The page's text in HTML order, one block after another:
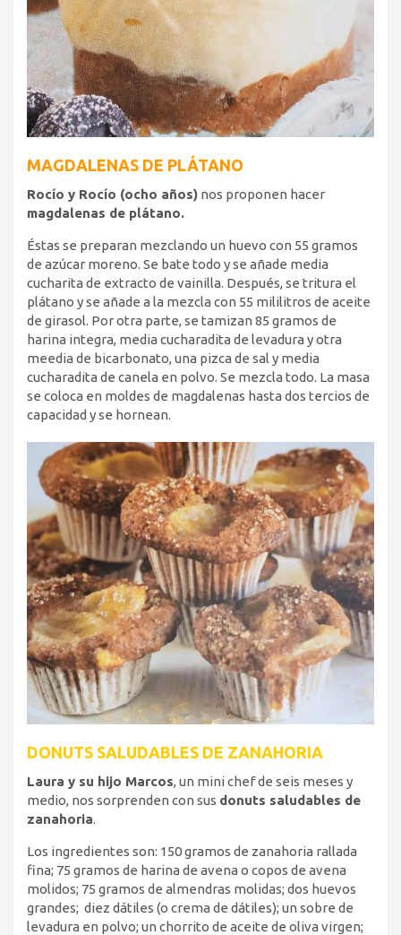
MAGDALENAS DE PLÁTANO
Rocío y Rocío (ocho años) nos proponen hacer
magdalenas de plátano.
Éstas se preparan mezclando un huevo con 55 gramos
de azúcar moreno. Se bate todo y se añade media
cucharita de extracto de vainilla. Después, se tritura el
plátano y se añade a la mezcla con 55 mililitros de aceite
de girasol. Por otra parte, se tamizan 85 gramos de
harina integra, media cucharadita de levadura y otra
meedia de bicarbonato, una pizca de sal y media
cucharadita de canela en polvo. Se mezcla todo. La masa
se coloca en moldes de magdalenas hasta dos tercios de
capacidad y se hornean.
DONUTS SALUDABLES DE ZANAHORIA
Laura y su hijo Marcos, un mini chef de seis meses y
medio, nos sorprenden con sus donuts saludables de
zanahoria.
Los ingredientes son: 150 gramos de zanahoria rallada
fina; 75 gramos de harina de avena o copos de avena
molidos; 75 gramos de almendras molidas; dos huevos
grandes; diez dátiles (o crema de dátiles); un sobre de
levadura en polvo; un chorrito de aceite de oliva virgen;